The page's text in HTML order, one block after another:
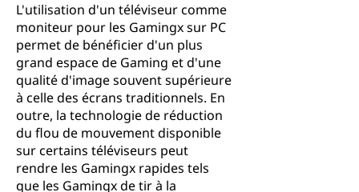
L'utilisation d'un téléviseur comme
moniteur pour les Gamingx sur PC
permet de bénéficier d'un plus
grand espace de Gaming et d'une
qualité d'image souvent supérieure
à celle des écrans traditionnels. En
outre, la technologie de réduction
du flou de mouvement disponible
sur certains téléviseurs peut
rendre les Gamingx rapides tels
que les Gamingx de tir à la